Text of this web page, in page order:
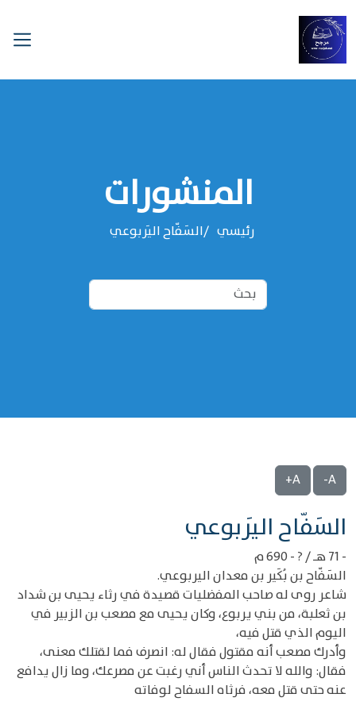
المنشورات
رئيسي ‌‌السَفّاح اليَربوعي
A-
A+
‌‌السَفّاح اليَربوعي
- 71 هـ / ? - 690 م
السَفّاح بن بُكَير بن معدان اليربوعي.
شاعر روى له صاحب المفضليات قصيدة في رثاء يحيى بن شداد
بن ثعلبة، من بني يربوع، وكان يحيى مع مصعب بن الزبير في
اليوم الذي قتل فيه،
وأدرك مصعب أنه مقتول فقال له: انصرف فما لقتلك معنى،
فقال: والله لا تحدث الناس أني رغبت عن مصرعك، وما زال يدافع
عنه حتى قتل معه، فرثاه السفاح لوفاته